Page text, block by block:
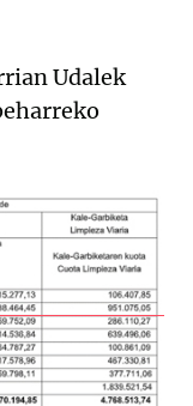
Udalek